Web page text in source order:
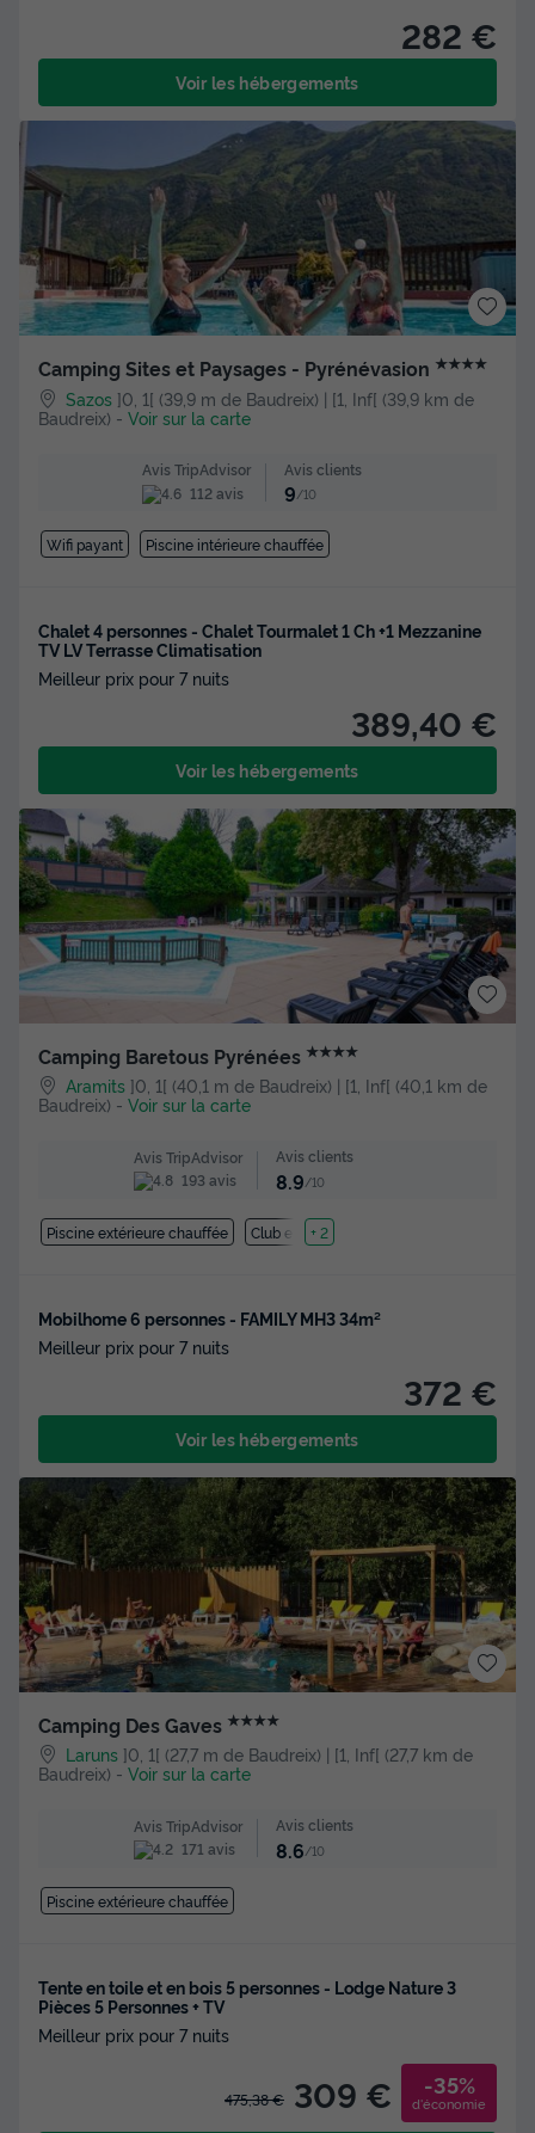
282 €
Voir les hébergements
Camping Sites et Paysages - Pyrénévasion ★★★★
Sazos ]0, 1[ (39,9 m de Baudreix) | [1, Inf[ (39,9 km de
Baudreix) - Voir sur la carte
Avis TripAdvisor
112 avis
Avis clients
9/10
Wifi payant Piscine intérieure chauffée
Chalet 4 personnes - Chalet Tourmalet 1 Ch +1 Mezzanine
TV LV Terrasse Climatisation
Meilleur prix pour 7 nuits
389,40 €
Voir les hébergements
Camping Baretous Pyrénées ★★★★
Aramits ]0, 1[ (40,1 m de Baudreix) | [1, Inf[ (40,1 km de
Baudreix) - Voir sur la carte
Avis TripAdvisor
193 avis
Avis clients
8.9/10
Piscine extérieure chauffée Club enfant
+ 2
Mobilhome 6 personnes - FAMILY MH3 34m²
Meilleur prix pour 7 nuits
372 €
Voir les hébergements
Camping Des Gaves ★★★★
Laruns ]0, 1[ (27,7 m de Baudreix) | [1, Inf[ (27,7 km de
Baudreix) - Voir sur la carte
Avis TripAdvisor
171 avis
Avis clients
8.6 /10
Piscine extérieure chauffée
Tente en toile et en bois 5 personnes - Lodge Nature 3
Pièces 5 Personnes + TV
Meilleur prix pour 7 nuits
475,38 € 309 € -35%
d'économie